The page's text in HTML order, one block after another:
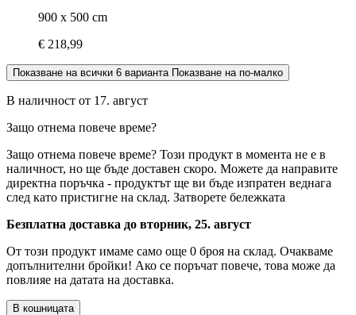
900 x 500 cm
€ 218,99
Показване на всички 6 варианта Показване на по-малко
В наличност от 17. август
Защо отнема повече време?
Защо отнема повече време? Този продукт в момента не е в
наличност, но ще бъде доставен скоро. Можете да направите
директна поръчка - продуктът ще ви бъде изпратен веднага
след като пристигне на склад. Затворете бележката
Безплатна доставка до вторник, 25. август
От този продукт имаме само още 0 броя на склад. Очакваме
допълнителни бройки! Ако се поръчат повече, това може да
повлияе на датата на доставка.
В кошницата